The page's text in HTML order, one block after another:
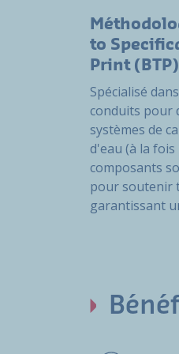
to
Print (BTP)
Spécialisé
conduits pour
systèmes de
d'eau (à la fois
composants
pour soutenir
garantissant